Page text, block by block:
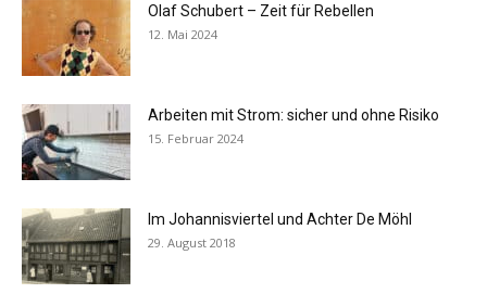
Olaf Schubert – Zeit für Rebellen
12. Mai 2024
Arbeiten mit Strom: sicher und ohne Risiko
15. Februar 2024
Im Johannisviertel und Achter De Möhl
29. August 2018